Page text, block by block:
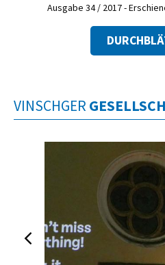
Ausgabe 34 / 2017 -
VINSCHGER